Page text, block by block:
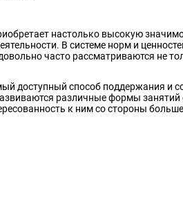
настолько высокую
В системе норм и
часто рассматриваются не
доступный способ поддержания и
различные формы
к ним со стороны